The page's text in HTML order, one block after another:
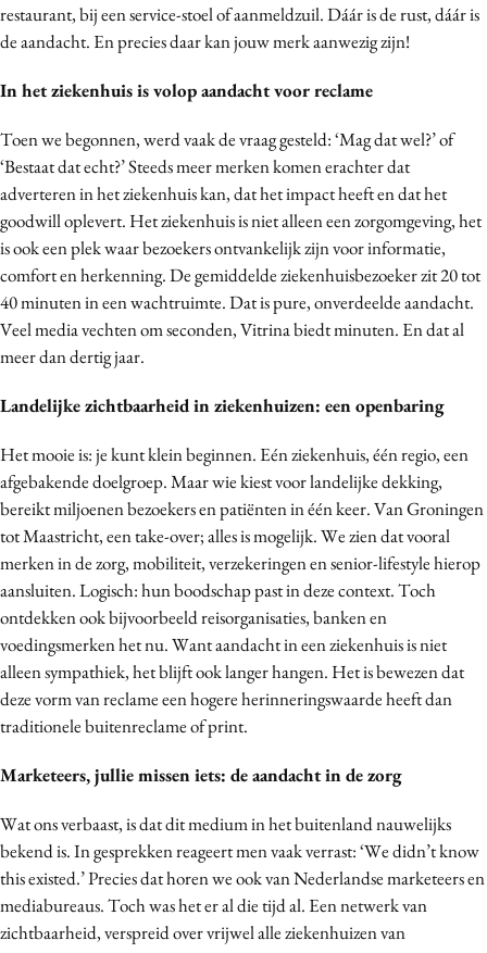
Merkstrategie
Programmatic
Purpose Marketing
Reputatie & crisis
restaurant, bij een service-stoel of aanmeldzuil. Dáár is de rust, dáár is
de aandacht. En precies daar kan jouw merk aanwezig zijn!
In het ziekenhuis is volop aandacht voor reclame
Toen we begonnen, werd vaak de vraag gesteld: ‘Mag dat wel?’ of
‘Bestaat dat echt?’ Steeds meer merken komen erachter dat
adverteren in het ziekenhuis kan, dat het impact heeft en dat het
goodwill oplevert. Het ziekenhuis is niet alleen een zorgomgeving, het
is ook een plek waar bezoekers ontvankelijk zijn voor informatie,
comfort en herkenning. De gemiddelde ziekenhuisbezoeker zit 20 tot
40 minuten in een wachtruimte. Dat is pure, onverdeelde aandacht.
Veel media vechten om seconden, Vitrina biedt minuten. En dat al
meer dan dertig jaar.
Landelijke zichtbaarheid in ziekenhuizen: een openbaring
Het mooie is: je kunt klein beginnen. Eén ziekenhuis, één regio, een
afgebakende doelgroep. Maar wie kiest voor landelijke dekking,
bereikt miljoenen bezoekers en patiënten in één keer. Van Groningen
tot Maastricht, een take-over; alles is mogelijk. We zien dat vooral
merken in de zorg, mobiliteit, verzekeringen en senior-lifestyle hierop
aansluiten. Logisch: hun boodschap past in deze context. Toch
ontdekken ook bijvoorbeeld reisorganisaties, banken en
voedingsmerken het nu. Want aandacht in een ziekenhuis is niet
alleen sympathiek, het blijft ook langer hangen. Het is bewezen dat
deze vorm van reclame een hogere herinneringswaarde heeft dan
traditionele buitenreclame of print.
Marketeers, jullie missen iets: de aandacht in de zorg
Wat ons verbaast, is dat dit medium in het buitenland nauwelijks
bekend is. In gesprekken reageert men vaak verrast: ‘We didn’t know
this existed.’ Precies dat horen we ook van Nederlandse marketeers en
mediabureaus. Toch was het er al die tijd al. Een netwerk van
zichtbaarheid, verspreid over vrijwel alle ziekenhuizen van